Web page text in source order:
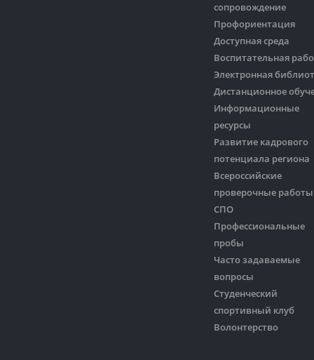
сопровождение
Профориентация
Доступная среда
Воспитательная
Электронная
Дистанционное
Информационные
ресурсы
Развитие кадрового
потенциала региона
Всероссийские
проверочные работы
СПО
Профессиональные
пробы
Часто задаваемые
вопросы
Студенческий
спортивный клуб
Волонтерство